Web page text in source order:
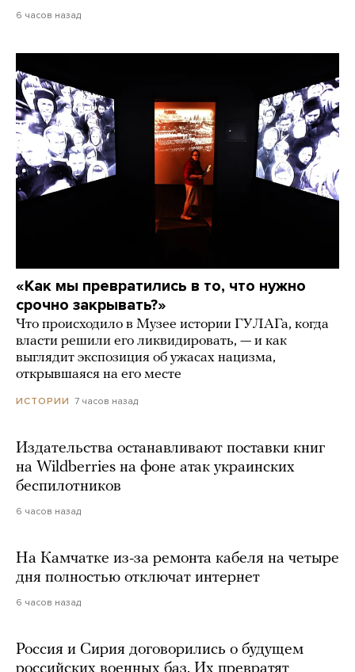
6 часов назад
«Как мы превратились в то, что нужно
срочно закрывать?»
Что происходило в Музее истории ГУЛАГа, когда
власти решили его ликвидировать, — и как
выглядит экспозиция об ужасах нацизма,
открывшаяся на его месте
ИСТОРИИ 7 часов назад
Издательства останавливают поставки книг
на Wildberries на фоне атак украинских
беспилотников
6 часов назад
На Камчатке из-за ремонта кабеля на четыре
дня полностью отключат интернет
6 часов назад
Россия и Сирия договорились о будущем